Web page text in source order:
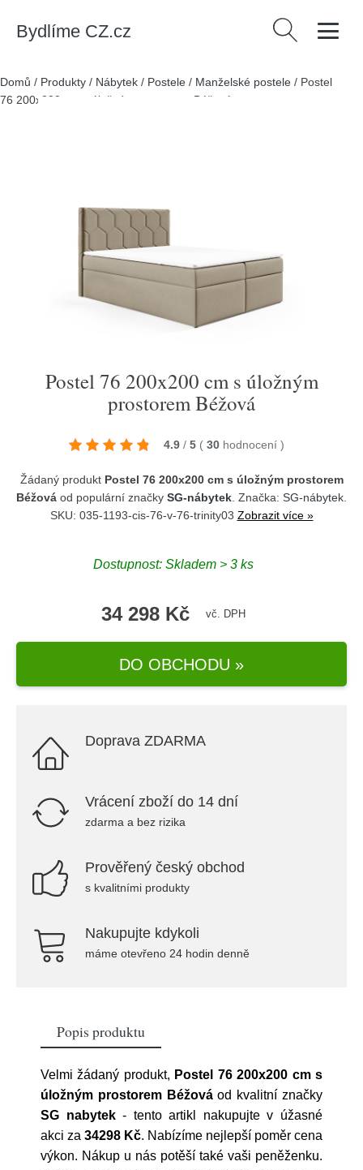
Bydlíme CZ.cz Vyhledávání
Domů / Produkty / Nábytek / Postele / Manželské postele / Postel
76 200x200 cm s úložným prostorem Béžová
Postel 76 200x200 cm s úložným
prostorem Béžová
4.9 / 5 ( 30 hodnocení )
Žádaný produkt Postel 76 200x200 cm s úložným prostorem
Béžová od populární značky SG-nábytek . Značka: SG-nábytek
SKU: 035-1193-cis-76-v-76-trinity03 Zobrazit více »
Dostupnost: Skladem > 3 ks
34 298 Kč vč. DPH
DO OBCHODU »
Doprava ZDARMA
Vrácení zboží do 14 dní
zdarma a bez rizika
Prověřený český obchod
s kvalitními produkty
Nakupujte kdykoli
máme otevřeno 24 hodin denně
Popis produktu
Velmi žádaný produkt, Postel 76 200x200 cm s
úložným prostorem Béžováod kvalitní značky
SG nabytek- tento artikl nakupujte v úžasné
akci za 34298 Kč. Nabízíme nejlepší poměr cena
výkon. Nákup u nás potěší také vaši peněženku.